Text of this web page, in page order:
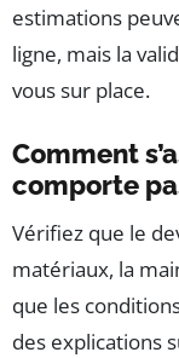
estimations
ligne, mais la
vous sur place.
Comment
comporte
Vérifiez que le
matériaux, la
que les
des explications